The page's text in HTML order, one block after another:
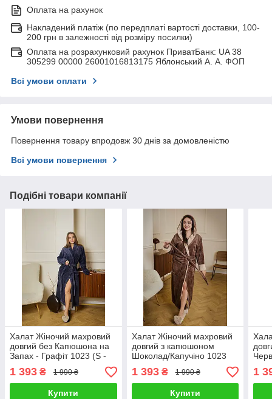
Оплата на рахунок
Накладений платіж (по передплаті вартості доставки, 100-
200 грн в залежності від розміру посилки)
Оплата на розрахунковий рахунок ПриватБанк: UA 38
305299 00000 26001016813175 Яблонський А. А. ФОП
Всі умови оплати
Умови повернення
Повернення товару впродовж 30 днів за домовленістю
Всі умови повернення
Подібні товари компанії
Халат Жіночий махровий
довгий без Капюшона на
Запах - Графіт 1023 (S -
1 393 ₴ 1 990 ₴
Купити
Халат Жіночий махровий
довгий з капюшоном
Шоколад/Капучіно 1023
1 393₴ 1 990 ₴
Купити
1